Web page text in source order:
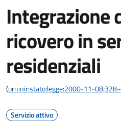
Integrazione
ricovero in
residenziali
(urn:nir:stato:legge:2000-11-
Servizio attivo